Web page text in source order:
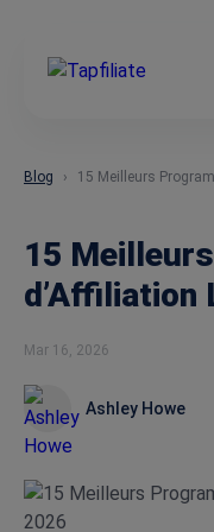
Blog 15 Meilleurs
15
d’Affiliation
Mar 16, 2026
Ashley Howe